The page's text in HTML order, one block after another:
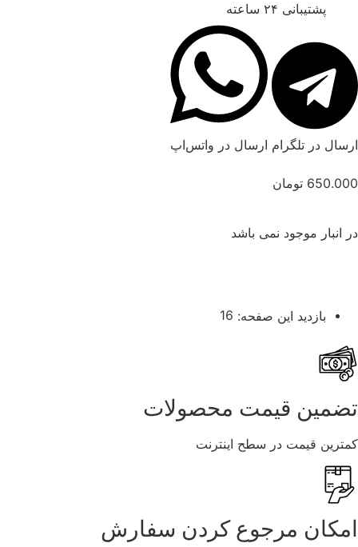
پشتیبانی ۲۴ ساعته
ارسال در تلگرام ارسال در واتس‌اپ
650.000 تومان
در انبار موجود نمی باشد
بازدید این صفحه: 16
تضمین قیمت محصولات
کمترین قیمت در سطح اینترنت
امکان مرجوع کردن سفارش